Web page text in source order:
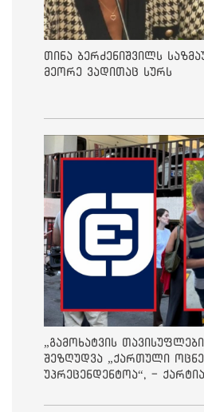
თინა ბერძენიშვილს
მეორე ვადითაც სურს
„გამოხატვის
შეზღუდვა „ქართული
უპრეცენდენტოა“, - ქარტია